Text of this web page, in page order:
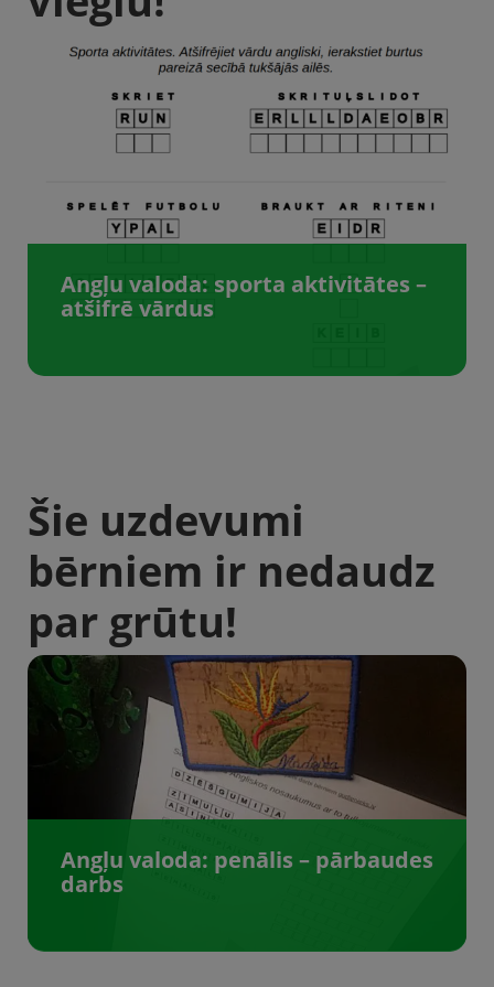
Angļu valoda: sporta aktivitātes –
atšifrē vārdus
Šie uzdevumi
bērniem ir nedaudz
par grūtu!
Angļu valoda: penālis – pārbaudes
darbs